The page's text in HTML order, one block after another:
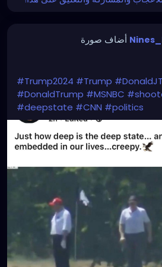
أضاف صورة
#Trump2024 #Trump
#DonaldTrump #MSNBC
#deepstate #CNN #politics